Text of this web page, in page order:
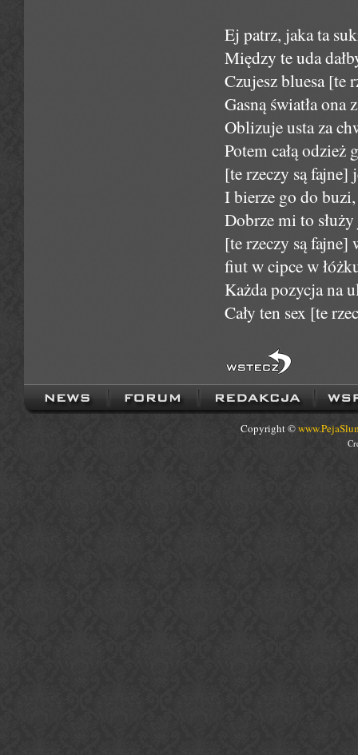
Ej patrz, jaka ta
Między te uda
Czujesz bluesa [te
Gasną światła ona
Oblizuje usta za
Potem całą
[te rzeczy są
I bierze go do
Dobrze mi to
[te rzeczy są
fiut w cipce w
Każda pozycja na
Cały ten sex [te
Copyright ©